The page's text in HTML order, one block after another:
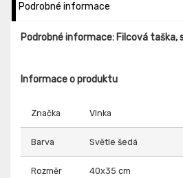
Podrobné informace
Podrobné informace: Filcová
Informace o produktu
Značka Vlnka
Barva Světle šedá
Rozměr 40x35 cm